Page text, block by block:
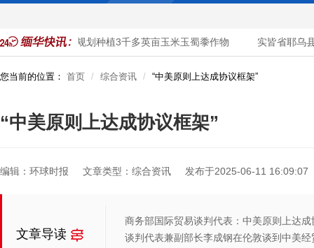
县区今年雨季规划种植3千多英亩玉米玉蜀黍作物 实皆省耶乌
您当前的位置： 首页 综合资讯 “中美原则上达成协议框架”
“中美原则上达成协议框架”
编辑：环球时报 文章类型：综合资讯 发布于2025-06-11 16:09:07
文章导读
商务部国际贸易谈判代表：中美原则上达
谈判代表兼副部长李成钢在伦敦谈到中美